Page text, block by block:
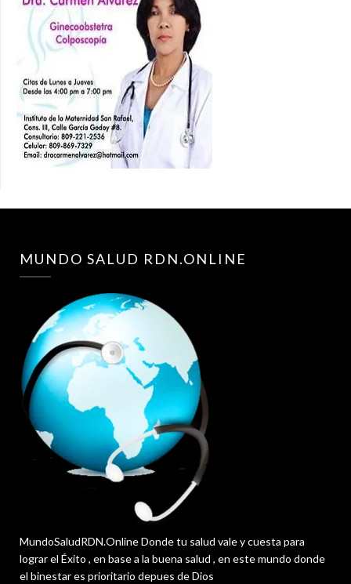
MUNDO SALUD RDN.ONLINE
MundoSaludRDN.Online Donde tu salud vale y cuesta para
lograr el Éxito , en base a la buena salud , en este mundo donde
el binestar es prioritario depues de Dios